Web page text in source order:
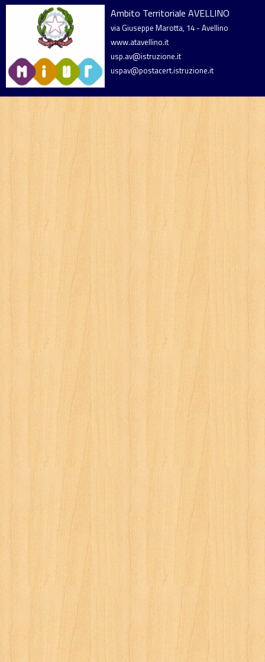
Ambito Territoriale AVELLINO
via Giuseppe Marotta, 14 - Avellino
www.atavellino.it
usp.av@istruzione.it
uspav@postacert.istruzione.it